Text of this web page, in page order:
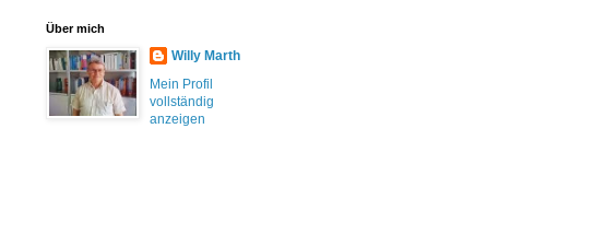
Über mich
Willy Marth
Mein Profil
vollständig
anzeigen